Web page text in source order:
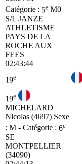
Catégorie : 5e M0
S/L JANZE
ATHLETISME
PAYS DE LA
ROCHE AUX
FEES
02:43:44
19e
19e
MICHELARD
Nicolas (4697) Sexe
: M - Catégorie : 6e
SE
MONTPELLIER
(34090)